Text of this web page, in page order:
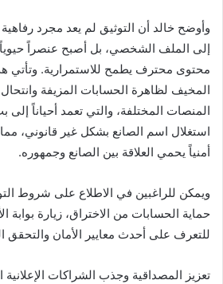
وأوضح خالد أن التوثيق لم يعد مجرد
إلى الملف الشخصي، بل أصبح عنصراً حيوياً
محتوى محترف يطمح للاستمرارية. وتأتي
المخيف لظاهرة الحسابات المزيفة
المنصات المختلفة، والتي تعمد أحياناً
استغلال اسم الصانع بشكل غير قانوني،
أمنياً يحمي العلاقة بين الصانع وجمهوره.
ويمكن للراغبين في الاطلاع على شروط
حماية الحسابات من الاختراق، زيارة بوابة
للتعرف على أحدث معايير الأمان والتحقق
تعزيز المصداقية وجذب الشراكات الإعلانية